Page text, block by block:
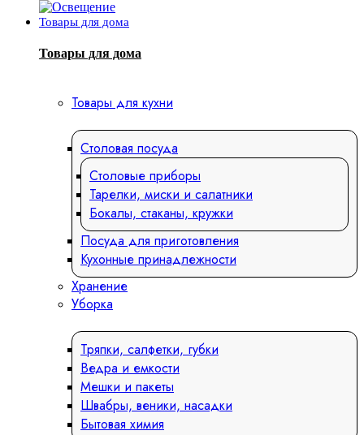
Товары для дома
Товары для дома
Товары для кухни
Столовая посуда
Столовые приборы
Тарелки, миски и салатники
Бокалы, стаканы, кружки
Посуда для приготовления
Кухонные принадлежности
Хранение
Уборка
Тряпки, салфетки, губки
Ведра и емкости
Мешки и пакеты
Швабры, веники, насадки
Бытовая химия